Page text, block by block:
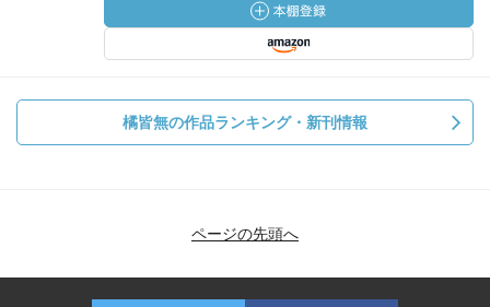
橘皆無の作品ランキング・新刊情報
ページの先頭へ